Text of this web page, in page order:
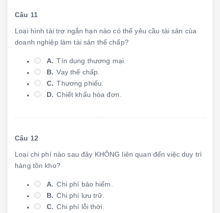
Câu 11
Loại hình tài trợ ngắn hạn nào có thể yêu cầu tài sản của
doanh nghiệp làm tài sản thế chấp?
A. Tín dụng thương mại.
B. Vay thế chấp.
C. Thương phiếu.
D. Chiết khấu hóa đơn.
Câu 12
Loại chi phí nào sau đây KHÔNG liên quan đến việc duy trì
hàng tồn kho?
A. Chi phí bảo hiểm.
B. Chi phí lưu trữ.
C. Chi phí lỗi thời.